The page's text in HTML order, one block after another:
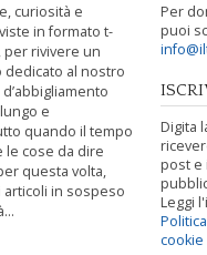
curiosità e
in formato t-
per rivivere un
dedicato al nostro
d’abbigliamento
e
quando il tempo
le cose da dire
questa volta,
articoli in sospeso
Per
puoi
Digita
post e
Leggi
cookie